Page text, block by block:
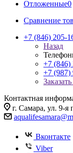
Отложенные0
Сравнение
+7 (846) 205-
Назад
+7 (846)
+7 (987)
Контактная
г. Самара, ул. 9-я
Вконтакте
Viber